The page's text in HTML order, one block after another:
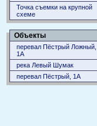
Точка съемки на крупной
схеме
Объекты
перевал Пёстрый Ложный,
1А
река Левый Шумак
перевал Пёстрый, 1А